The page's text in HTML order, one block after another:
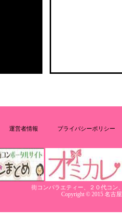
運営者情報 プライバシーポリシー
街コンバラエティー、２０代コン
Copyright © 2015 名古